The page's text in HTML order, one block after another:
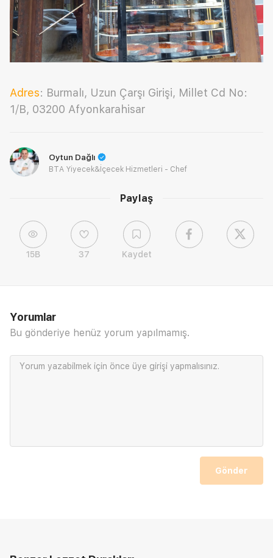
Paylaş
15B 37 Kaydet
Adres: Burmalı, Uzun Çarşı Girişi, Millet Cd No:
1/B, 03200 Afyonkarahisar
Oytun Dağlı
BTA Yiyecek&İçecek Hizmetleri - Chef
Yorumlar
Bu gönderiye henüz yorum yapılmamış.
Yorum yazabilmek için önce üye girişi yapmalısınız.
Gönder